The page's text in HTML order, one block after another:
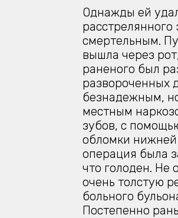
Однажды ей
смертельным.
вышла через
раненого был
развороченных
безнадежным,
местным
зубов, с
обломки нижней
операция была
что голоден. Не
очень толстую
больного
Постепенно